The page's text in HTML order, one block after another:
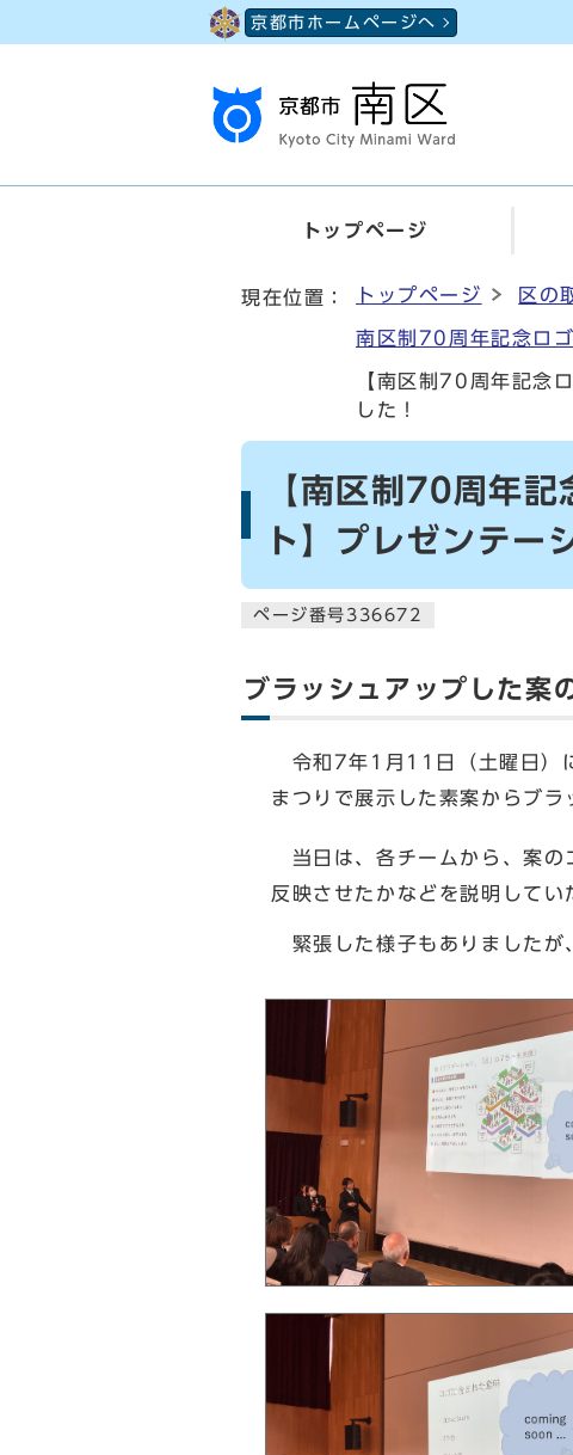
京都市ホームページへ
トップページ
現在位置： トップページ 区の
南区制70周年記念ロ
【南区制70周年記念
した！
【南区制70周年
ト】プレゼンテー
ページ番号336672
ブラッシュアップした案
令和7年1月11日（土曜日）
まつりで展示した素案からブラ
当日は、各チームから、案の
反映させたかなどを説明してい
緊張した様子もありましたが